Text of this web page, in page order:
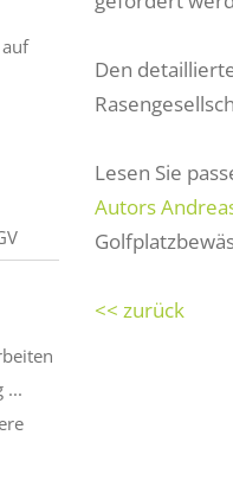
Den
Lesen Sie
Autors
<< zurück
...